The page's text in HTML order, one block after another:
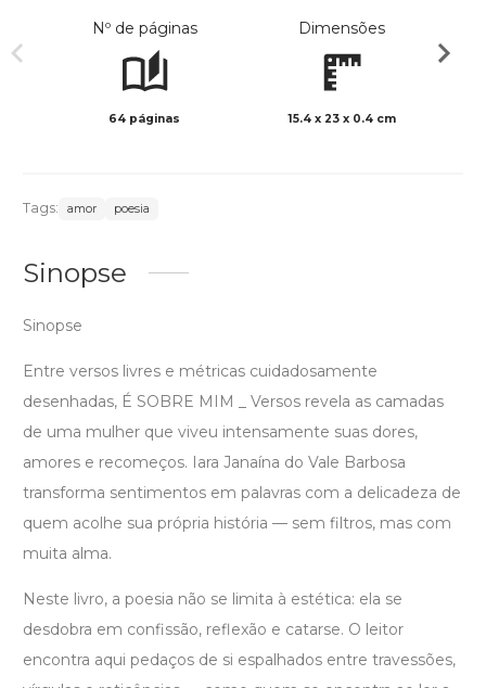
Nº de páginas
64 páginas
Dimensões
15.4 x 23 x 0.4 cm
Tags: amor poesia
Sinopse
Sinopse
Entre versos livres e métricas cuidadosamente
desenhadas, É SOBRE MIM _ Versos revela as camadas
de uma mulher que viveu intensamente suas dores,
amores e recomeços. Iara Janaína do Vale Barbosa
transforma sentimentos em palavras com a delicadeza de
quem acolhe sua própria história — sem filtros, mas com
muita alma.
Neste livro, a poesia não se limita à estética: ela se
desdobra em confissão, reflexão e catarse. O leitor
encontra aqui pedaços de si espalhados entre travessões,